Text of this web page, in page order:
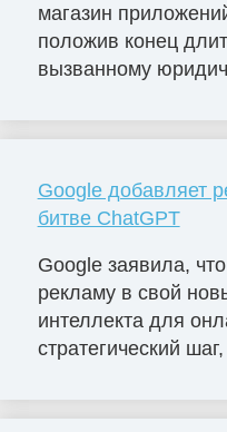
магазин
положив конец
вызванному
Google добавляет
битве ChatGPT
Google заявила,
рекламу в свой
интеллекта для
стратегический